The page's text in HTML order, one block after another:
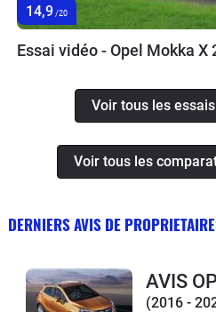
14,9 /20
Essai vidéo - Opel Mokka X
Voir tous les
Voir tous les
DERNIERS AVIS DE
AVIS
(2016 -